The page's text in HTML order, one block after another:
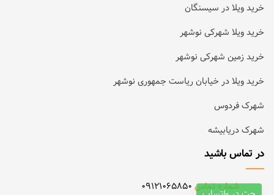
خرید ویلا در سیسنگان
خرید ویلا شهرکی نوشهر
خرید زمین شهرکی نوشهر
خرید ویلا در خیابان ریاست جمهوری نوشهر
شهرک فردوس
شهرک دریابیشه
در تماس باشید
شماره تماس 09121065850